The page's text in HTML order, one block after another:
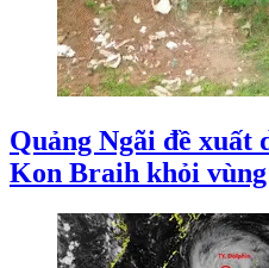
Quảng Ngãi đề xuất
Kon Braih khỏi